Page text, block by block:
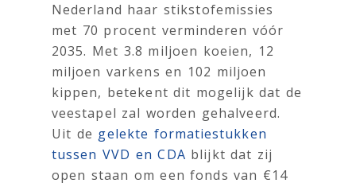
Nederland haar stikstofemissies
met 70 procent verminderen vóór
2035. Met 3.8 miljoen koeien, 12
miljoen varkens en 102 miljoen
kippen, betekent dit mogelijk dat de
veestapel zal worden gehalveerd.
Uit de gelekte formatiestukken
tussen VVD en CDA blijkt dat zij
open staan om een fonds van €14